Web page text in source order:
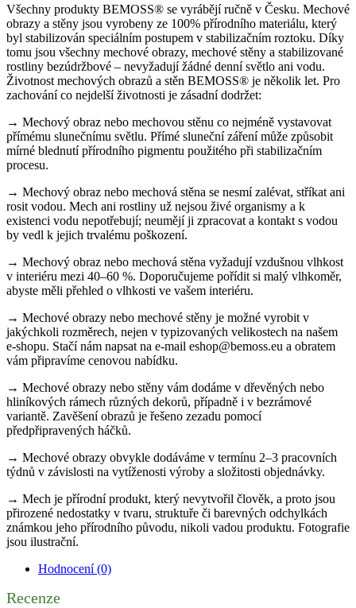
Všechny produkty BEMOSS® se vyrábějí ručně v Česku. Mechové
obrazy a stěny jsou vyrobeny ze 100% přírodního materiálu, který
byl stabilizován speciálním postupem v stabilizačním roztoku. Díky
tomu jsou všechny mechové obrazy, mechové stěny a stabilizované
rostliny bezúdržbové – nevyžadují žádné denní světlo ani vodu.
Životnost mechových obrazů a stěn BEMOSS® je několik let. Pro
zachování co nejdelší životnosti je zásadní dodržet:
→ Mechový obraz nebo mechovou stěnu co nejméně vystavovat
přímému slunečnímu světlu. Přímé sluneční záření může způsobit
mírné blednutí přírodního pigmentu použitého při stabilizačním
procesu.
→ Mechový obraz nebo mechová stěna se nesmí zalévat, stříkat ani
rosit vodou. Mech ani rostliny už nejsou živé organismy a k
existenci vodu nepotřebují; neumějí ji zpracovat a kontakt s vodou
by vedl k jejich trvalému poškození.
→ Mechový obraz nebo mechová stěna vyžadují vzdušnou vlhkost
v interiéru mezi 40–60 %. Doporučujeme pořídit si malý vlhkoměr,
abyste měli přehled o vlhkosti ve vašem interiéru.
→ Mechové obrazy nebo mechové stěny je možné vyrobit v
jakýchkoli rozměrech, nejen v typizovaných velikostech na našem
e-shopu. Stačí nám napsat na e-mail eshop@bemoss.eu a obratem
vám připravíme cenovou nabídku.
→ Mechové obrazy nebo stěny vám dodáme v dřevěných nebo
hliníkových rámech různých dekorů, případně i v bezrámové
variantě. Zavěšení obrazů je řešeno zezadu pomocí
předpřipravených háčků.
→ Mechové obrazy obvykle dodáváme v termínu 2–3 pracovních
týdnů v závislosti na vytíženosti výroby a složitosti objednávky.
→ Mech je přírodní produkt, který nevytvořil člověk, a proto jsou
přirozené nedostatky v tvaru, struktuře či barevných odchylkách
známkou jeho přírodního původu, nikoli vadou produktu. Fotografie
jsou ilustrační.
Hodnocení (0)
Recenze